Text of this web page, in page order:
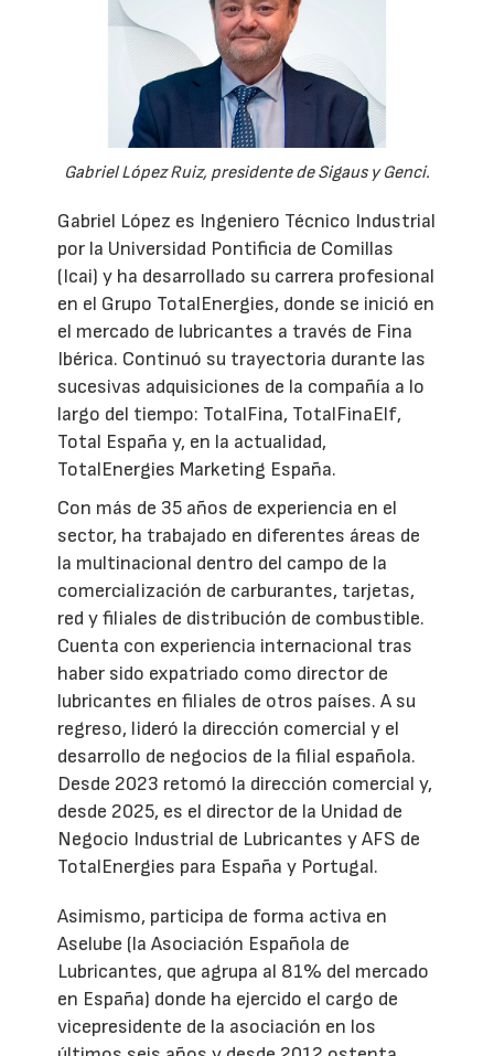
Gabriel López Ruiz, presidente de Sigaus y Genci.
Gabriel López es Ingeniero Técnico Industrial
por la Universidad Pontificia de Comillas
(Icai) y ha desarrollado su carrera profesional
en el Grupo TotalEnergies, donde se inició en
el mercado de lubricantes a través de Fina
Ibérica. Continuó su trayectoria durante las
sucesivas adquisiciones de la compañía a lo
largo del tiempo: TotalFina, TotalFinaElf,
Total España y, en la actualidad,
TotalEnergies Marketing España.
Con más de 35 años de experiencia en el
sector, ha trabajado en diferentes áreas de
la multinacional dentro del campo de la
comercialización de carburantes, tarjetas,
red y filiales de distribución de combustible.
Cuenta con experiencia internacional tras
haber sido expatriado como director de
lubricantes en filiales de otros países. A su
regreso, lideró la dirección comercial y el
desarrollo de negocios de la filial española.
Desde 2023 retomó la dirección comercial y,
desde 2025, es el director de la Unidad de
Negocio Industrial de Lubricantes y AFS de
TotalEnergies para España y Portugal.
Asimismo, participa de forma activa en
Aselube (la Asociación Española de
Lubricantes, que agrupa al 81% del mercado
en España) donde ha ejercido el cargo de
vicepresidente de la asociación en los